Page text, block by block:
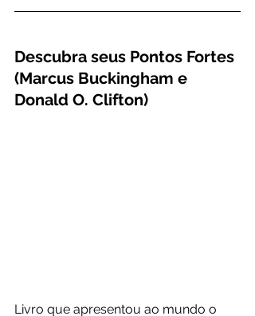
Descubra seus Pontos Fortes
(Marcus Buckingham e
Donald O. Clifton)
Livro que apresentou ao mundo o